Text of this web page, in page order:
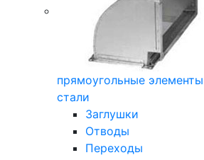
прямоугольные
стали
Заглушки
Отводы
Переходы